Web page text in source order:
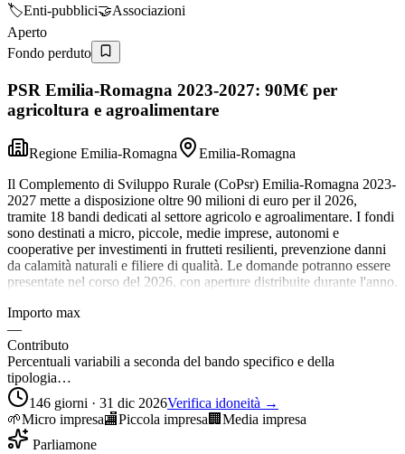
🏷️Enti-pubblici🤝Associazioni
Aperto
Fondo perduto
PSR Emilia-Romagna 2023-2027: 90M€ per
agricoltura e agroalimentare
Regione Emilia-Romagna
Emilia-Romagna
Il Complemento di Sviluppo Rurale (CoPsr) Emilia-Romagna 2023-
2027 mette a disposizione oltre 90 milioni di euro per il 2026,
tramite 18 bandi dedicati al settore agricolo e agroalimentare. I fondi
sono destinati a micro, piccole, medie imprese, autonomi e
cooperative per investimenti in frutteti resilienti, prevenzione danni
da calamità naturali e filiere di qualità. Le domande potranno essere
presentate nel corso del 2026, con aperture distribuite durante l'anno.
Importo max
—
Contributo
Percentuali variabili a seconda del bando specifico e della
tipologia…
146 giorni · 31 dic 2026Verifica idoneità →
🌱Micro impresa🏬Piccola impresa 🏢 Media impresa
Parliamone